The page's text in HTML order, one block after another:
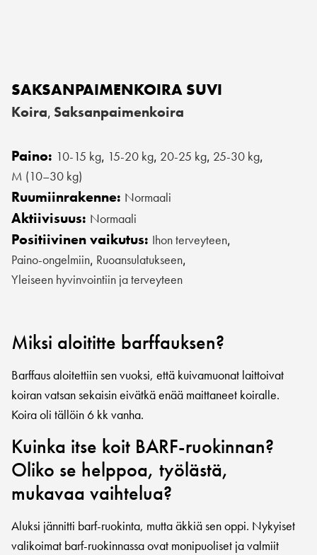
SAKSANPAIMENKOIRA SUVI
Koira, Saksanpaimenkoira
Paino: 10-15 kg, 15-20 kg, 20-25 kg, 25-30 kg,
M (10–30 kg)
Ruumiinrakenne: Normaali
Aktiivisuus: Normaali
Positiivinen vaikutus: Ihon terveyteen,
Paino-ongelmiin, Ruoansulatukseen,
Yleiseen hyvinvointiin ja terveyteen
Miksi aloititte barffauksen?
Barffaus aloitettiin sen vuoksi, että kuivamuonat laittoivat
koiran vatsan sekaisin eivätkä enää maittaneet koiralle.
Koira oli tällöin 6 kk vanha.
Kuinka itse koit BARF-ruokinnan?
Oliko se helppoa, työlästä,
mukavaa vaihtelua?
Aluksi jännitti barf-ruokinta, mutta äkkiä sen oppi. Nykyiset
valikoimat barf-ruokinnassa ovat monipuoliset ja valmiit